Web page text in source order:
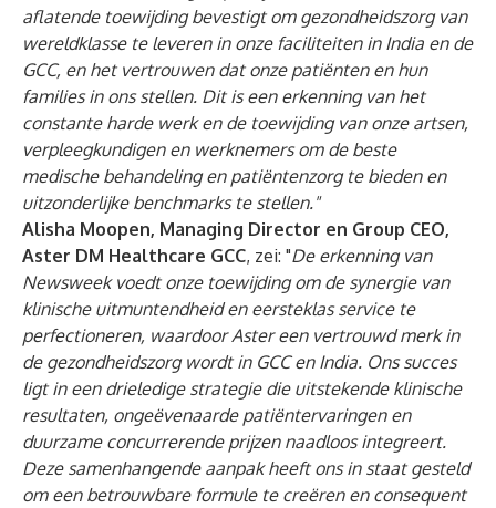
aflatende toewijding bevestigt om gezondheidszorg van
wereldklasse te leveren in onze faciliteiten in India en de
GCC, en het vertrouwen dat onze patiënten en hun
families in ons stellen. Dit is een erkenning van het
constante harde werk en de toewijding van onze artsen,
verpleegkundigen en werknemers om de beste
medische behandeling en patiëntenzorg te bieden en
uitzonderlijke benchmarks te stellen."
Alisha Moopen, Managing Director en Group CEO,
Aster DM Healthcare GCC, zei: "De erkenning van
Newsweek voedt onze toewijding om de synergie van
klinische uitmuntendheid en eersteklas service te
perfectioneren, waardoor Aster een vertrouwd merk in
de gezondheidszorg wordt in GCC en India. Ons succes
ligt in een drieledige strategie die uitstekende klinische
resultaten, ongeëvenaarde patiëntervaringen en
duurzame concurrerende prijzen naadloos integreert.
Deze samenhangende aanpak heeft ons in staat gesteld
om een betrouwbare formule te creëren en consequent